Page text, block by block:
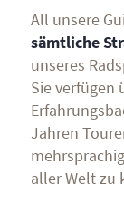
All unsere
sämtliche
unseres
Sie verfügen
Jahren
aller Welt zu